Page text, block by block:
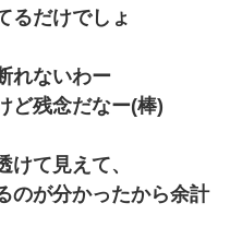
になってて気づくと逃げ場が
った。しかし元職場の主要取
ので…
るだけでしょ
れないわー
ど残念だなー(棒)
けて見えて、
のが分かったから余計